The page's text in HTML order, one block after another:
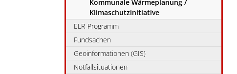
Kommunale Wärmeplanung /
Klimaschutzinitiative
ELR-Programm
Fundsachen
Geoinformationen (GIS)
Notfallsituationen